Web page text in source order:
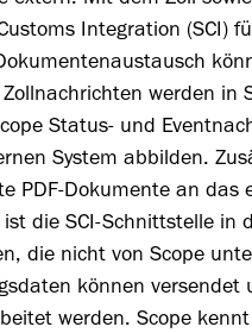
Integration (SCI)
werden in
Status- und
System abbilden.
PDF-Dokumente an das
die SCI-Schnittstelle in
die nicht von Scope
können versendet
werden. Scope